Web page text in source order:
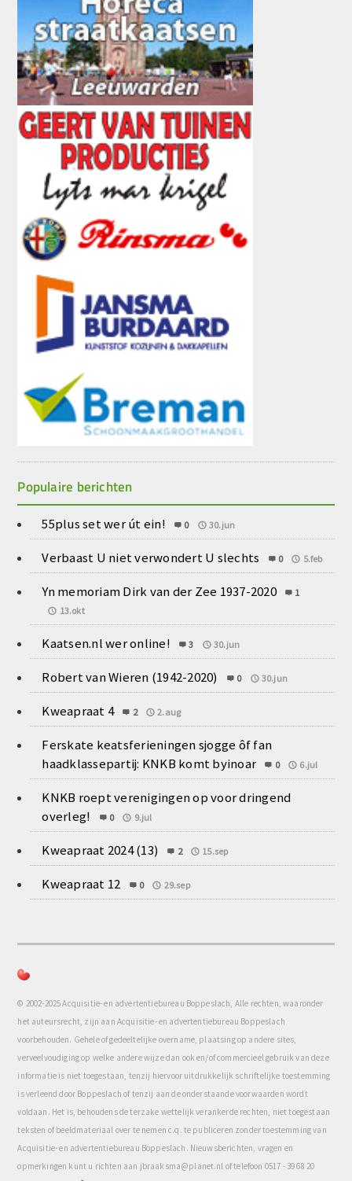
Populaire berichten
55plus set wer út ein! 0 30.jun
Verbaast U niet verwondert U slechts 0 5.feb
Yn memoriam Dirk van der Zee 1937-2020
1
13.okt
Kaatsen.nl wer online! 3 30.jun
Robert van Wieren (1942-2020) 0 30.jun
Kweapraat 4 2 2.aug
Ferskate keatsferieningen sjogge ôf fan
haadklassepartij: KNKB komt byinoar
0 6.jul
KNKB roept verenigingen op voor dringend
overleg!
0 9.jul
Kweapraat 2024 (13) 2 15.sep
Kweapraat 12 0 29.sep
© 2002-2025 Acquisitie- en advertentiebureau Boppeslach, Alle rechten, waaronder
het auteursrecht, zijn aan Acquisitie- en advertentiebureau Boppeslach
voorbehouden. Gehele of gedeeltelijke overname, plaatsing op andere sites,
verveelvoudiging op welke andere wijze dan ook en/of commercieel gebruik van deze
informatie is niet toegestaan, tenzij hiervoor uitdrukkelijk schriftelijke toestemming
is verleend door Boppeslach of tenzij aan de onderstaande voorwaarden wordt
voldaan. Het is, behoudens de terzake wettelijk verankerde rechten, niet toegestaan
teksten of beeldmateriaal over te nemen c.q. te publiceren zonder toestemming van
Acquisitie- en advertentiebureau Boppeslach. Nieuwsberichten, vragen en
opmerkingen kunt u richten aan jbraaksma@planet.nl of telefoon 0517 - 39 68 20